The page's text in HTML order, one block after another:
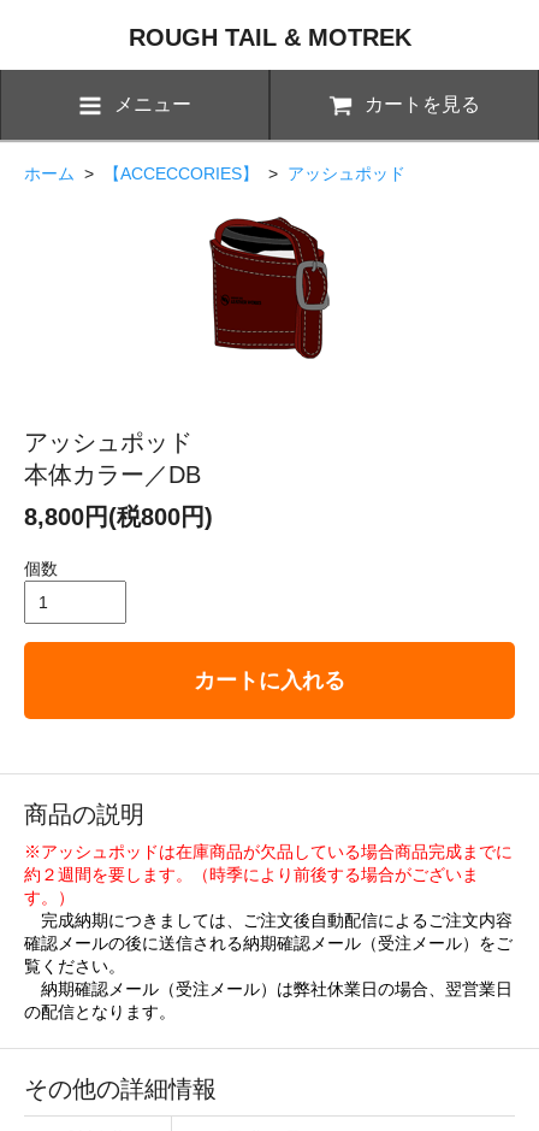
ROUGH TAIL & MOTREK
メニュー カートを見る
ホーム > 【ACCECCORIES】 > アッシュポッド
アッシュポッド
本体カラー／DB
8,800円(税800円)
個数
カートに入れる
商品の説明
※アッシュポッドは在庫商品が欠品している場合商品完成までに
約２週間を要します。（時季により前後する場合がございま
す。）
完成納期につきましては、ご注文後自動配信によるご注文内容
確認メールの後に送信される納期確認メール（受注メール）をご
覧ください。
納期確認メール（受注メール）は弊社休業日の場合、翌営業日
の配信となります。
その他の詳細情報